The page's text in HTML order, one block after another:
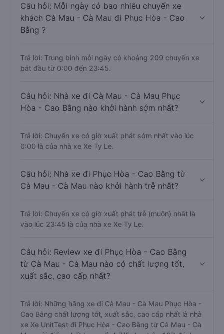
Câu hỏi: Mỗi ngày có bao nhiêu chuyến xe
khách Cà Mau - Cà Mau đi Phục Hòa - Cao
Bằng ?
Trả lời: Trung bình mỗi ngày có khoảng 209 chuyến xe
bắt đầu từ 0:00 đến 23:45.
Câu hỏi: Nhà xe đi Cà Mau - Cà Mau Phục
Hòa - Cao Bằng nào khởi hành sớm nhất?
Trả lời: Chuyến xe có giờ xuất phát sớm nhất vào lúc
0:00 là của nhà xe Xe Ty Le.
Câu hỏi: Nhà xe đi Phục Hòa - Cao Bằng từ
Cà Mau - Cà Mau nào khởi hành trễ nhất?
Trả lời: Chuyến xe có giờ xuất phát trễ (muộn) nhất là
vào lúc 23:45 là của nhà xe Xe Ty Le.
Câu hỏi: Review xe đi Phục Hòa - Cao Bằng
từ Cà Mau - Cà Mau nào có chất lượng tốt,
xuất sắc, cao cấp nhất?
Trả lời: Những hãng xe đi Cà Mau - Cà Mau Phục Hòa -
Cao Bằng chất lượng tốt, xuất sắc, cao cấp nhất là nhà
xe Xe UnitTest đi Phục Hòa - Cao Bằng từ Cà Mau - Cà